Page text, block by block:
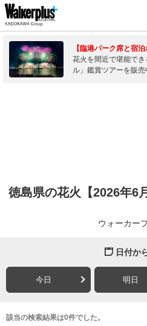
【臨港パーク席と宿
花火を間近で堪能で
ル」鑑賞ツアーを販売
徳島県の花火【2026年6
ウォーカー
日付か
今日 明日
該当の検索結果は0件でした。